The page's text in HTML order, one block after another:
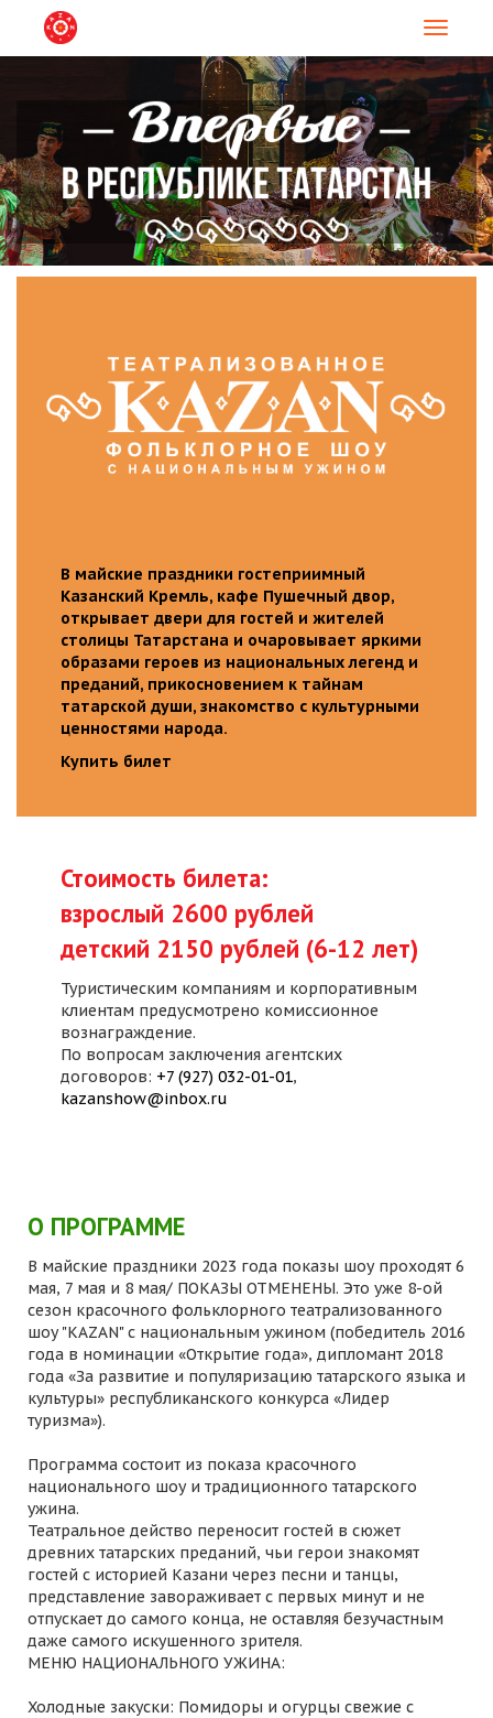
В майские праздники гостеприимный
Казанский Кремль, кафе Пушечный двор,
открывает двери для гостей и жителей
столицы Татарстана и очаровывает яркими
образами героев из национальных легенд и
преданий, прикосновением к тайнам
татарской души, знакомство с культурными
ценностями народа.
Купить билет
Стоимость билета:
взрослый 2600 рублей
детский 2150 рублей (6-12 лет)
Туристическим компаниям и корпоративным
клиентам предусмотрено комиссионное
вознаграждение.
По вопросам заключения агентских
договоров: +7 (927) 032-01-01,
kazanshow@inbox.ru
О ПРОГРАММЕ
В майские праздники 2023 года показы шоу проходят 6
мая, 7 мая и 8 мая/ ПОКАЗЫ ОТМЕНЕНЫ. Это уже 8-ой
сезон красочного фольклорного театрализованного
шоу "KAZAN" с национальным ужином (победитель 2016
года в номинации «Открытие года», дипломант 2018
года «За развитие и популяризацию татарского языка и
культуры» республиканского конкурса «Лидер
туризма»).
Программа состоит из показа красочного
национального шоу и традиционного татарского
ужина.
Театральное действо переносит гостей в сюжет
древних татарских преданий, чьи герои знакомят
гостей с историей Казани через песни и танцы,
представление завораживает с первых минут и не
отпускает до самого конца, не оставляя безучастным
даже самого искушенного зрителя.
МЕНЮ НАЦИОНАЛЬНОГО УЖИНА:
Холодные закуски: Помидоры и огурцы свежие с